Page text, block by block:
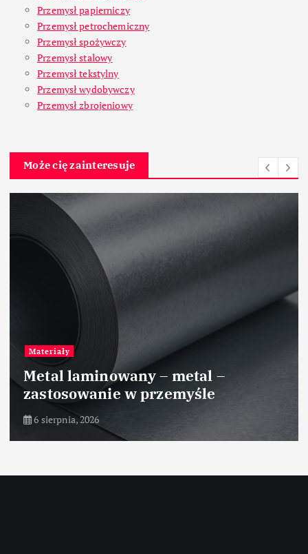
Przemysł papierniczy
Przemysł petrochemiczny
Przemysł spożywczy
Przemysł stalowy
Przemysł tekstylny
Przemysł wydobywczy
Przemysł zbrojeniowy
Może cię zainteresuje
Materiały
Metal laminowany – metal –
zastosowanie w przemyśle
6 sierpnia, 2026